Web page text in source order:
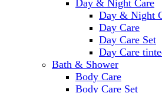
Day & Night Care
Day & Night
Day Care
Day Care Set
Day Care
Bath & Shower
Body Care
Body Care Set